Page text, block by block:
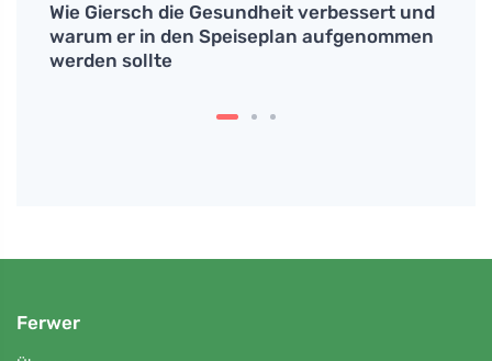
Wie Giersch die Gesundheit verbessert und
warum er in den Speiseplan aufgenommen
werden sollte
Ferwer